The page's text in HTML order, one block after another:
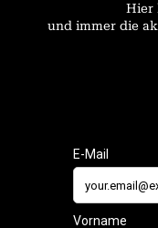
Hier
und immer die